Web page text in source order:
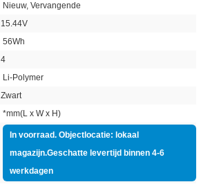
Nieuw, Vervangende
15.44V
56Wh
4
Li-Polymer
Zwart
*mm(L x W x H)
In voorraad. Objectlocatie: lokaal
magazijn.Geschatte levertijd binnen 4-6
werkdagen